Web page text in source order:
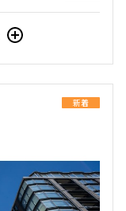
追加
新着